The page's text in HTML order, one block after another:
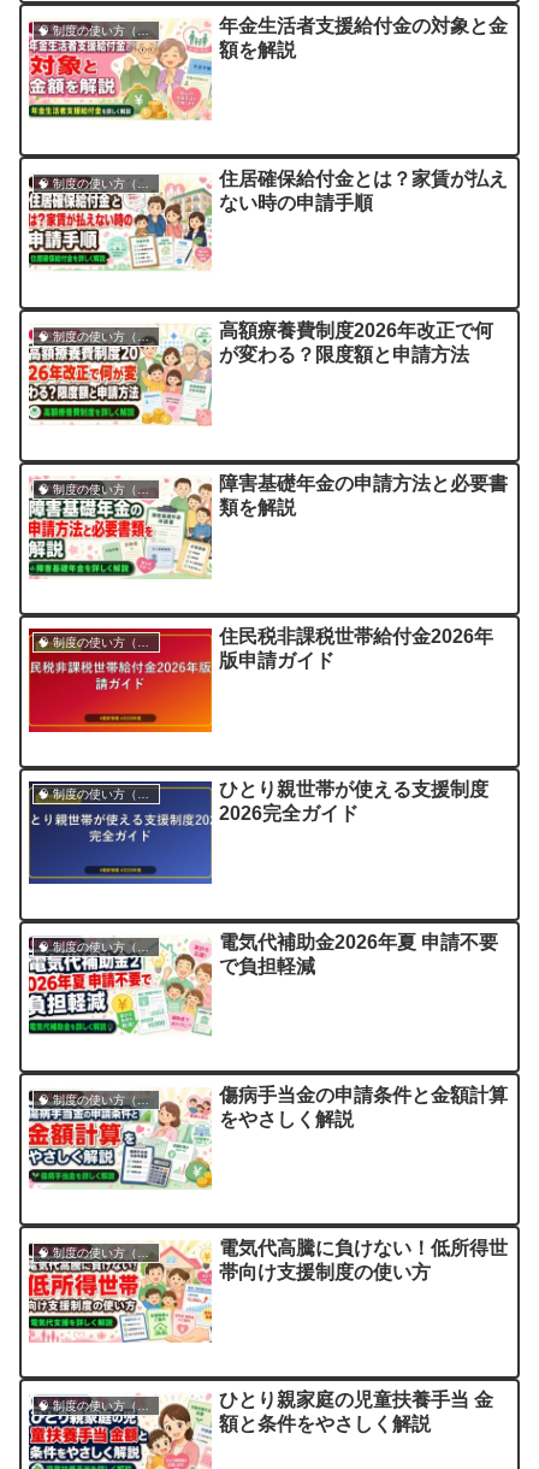
🧠 制度の使い方（申請・相談など）
年金生活者支援給付金の対象と金
額を解説
住居確保給付金とは？家賃が払え
ない時の申請手順
🧠 制度の使い方（申請・相談など）
高額療養費制度2026年改正で何
が変わる？限度額と申請方法
🧠 制度の使い方（申請・相談など）
障害基礎年金の申請方法と必要書
類を解説
住民税非課税世帯給付金2026年
版申請ガイド
🧠 制度の使い方（申請・相談など）
ひとり親世帯が使える支援制度
2026完全ガイド
🧠 制度の使い方（申請・相談など）
電気代補助金2026年夏 申請不要
で負担軽減
🧠 制度の使い方（申請・相談など）
傷病手当金の申請条件と金額計算
をやさしく解説
🧠 制度の使い方（申請・相談など）
電気代高騰に負けない！低所得世
帯向け支援制度の使い方
ひとり親家庭の児童扶養手当 金
額と条件をやさしく解説